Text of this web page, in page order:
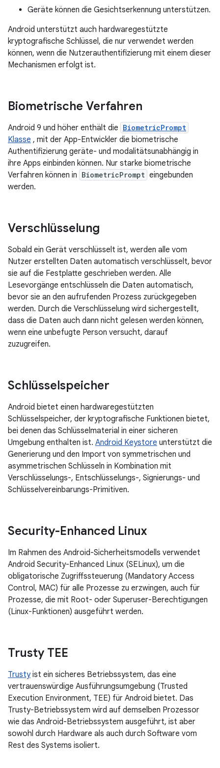
Geräte können die Gesichtserkennung unterstützen.
Android unterstützt auch hardwaregestützte
kryptografische Schlüssel, die nur verwendet werden
können, wenn die Nutzerauthentifizierung mit einem dieser
Mechanismen erfolgt ist.
Biometrische Verfahren
Android 9 und höher enthält die BiometricPrompt
Klasse , mit der App-Entwickler die biometrische
Authentifizierung geräte- und modalitätsunabhängig in
ihre Apps einbinden können. Nur starke biometrische
Verfahren können in BiometricPrompt eingebunden
werden.
Verschlüsselung
Sobald ein Gerät verschlüsselt ist, werden alle vom
Nutzer erstellten Daten automatisch verschlüsselt, bevor
sie auf die Festplatte geschrieben werden. Alle
Lesevorgänge entschlüsseln die Daten automatisch,
bevor sie an den aufrufenden Prozess zurückgegeben
werden. Durch die Verschlüsselung wird sichergestellt,
dass die Daten auch dann nicht gelesen werden können,
wenn eine unbefugte Person versucht, darauf
zuzugreifen.
Schlüsselspeicher
Android bietet einen hardwaregestützten
Schlüsselspeicher, der kryptografische Funktionen bietet,
bei denen das Schlüsselmaterial in einer sicheren
Umgebung enthalten ist. Android Keystore unterstützt die
Generierung und den Import von symmetrischen und
asymmetrischen Schlüsseln in Kombination mit
Verschlüsselungs-, Entschlüsselungs-, Signierungs- und
Schlüsselvereinbarungs-Primitiven.
Security-Enhanced Linux
Im Rahmen des Android-Sicherheitsmodells verwendet
Android Security-Enhanced Linux (SELinux), um die
obligatorische Zugriffssteuerung (Mandatory Access
Control, MAC) für alle Prozesse zu erzwingen, auch für
Prozesse, die mit Root- oder Superuser-Berechtigungen
(Linux-Funktionen) ausgeführt werden.
Trusty TEE
Trustyist ein sicheres Betriebssystem, das eine
vertrauenswürdige Ausführungsumgebung (Trusted
Execution Environment, TEE) für Android bietet. Das
Trusty-Betriebssystem wird auf demselben Prozessor
wie das Android-Betriebssystem ausgeführt, ist aber
sowohl durch Hardware als auch durch Software vom
Rest des Systems isoliert.